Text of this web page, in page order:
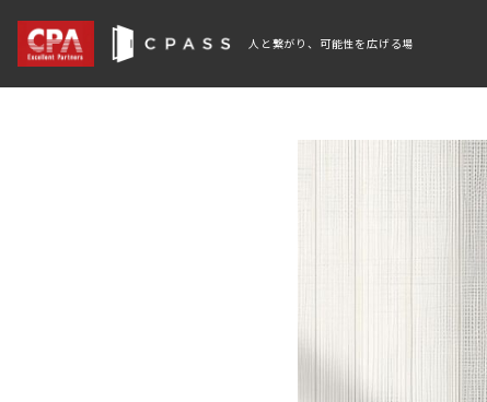
人と繋がり、可能性を広げる場